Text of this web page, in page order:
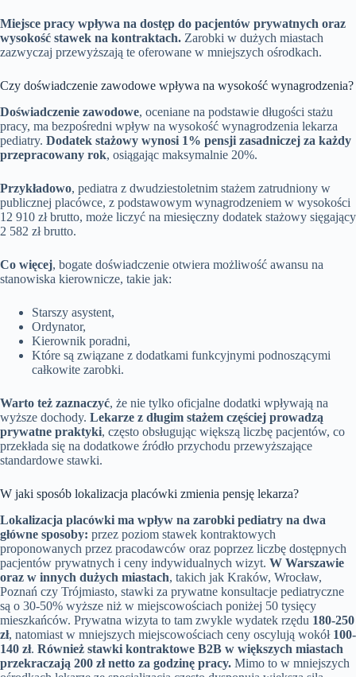
Miejsce pracy wpływa na dostęp do pacjentów prywatnych oraz
wysokość stawek na kontraktach. Zarobki w dużych miastach
zazwyczaj przewyższają te oferowane w mniejszych ośrodkach.
Czy doświadczenie zawodowe wpływa na wysokość wynagrodzenia?
Doświadczenie zawodowe, oceniane na podstawie długości stażu
pracy, ma bezpośredni wpływ na wysokość wynagrodzenia lekarza
pediatry. Dodatek stażowy wynosi 1% pensji zasadniczej za każdy
przepracowany rok, osiągając maksymalnie 20%.
Przykładowo, pediatra z dwudziestoletnim stażem zatrudniony w
publicznej placówce, z podstawowym wynagrodzeniem w wysokości
12 910 zł brutto, może liczyć na miesięczny dodatek stażowy sięgający
2 582 zł brutto.
Co więcej, bogate doświadczenie otwiera możliwość awansu na
stanowiska kierownicze, takie jak:
Starszy asystent,
Ordynator,
Kierownik poradni,
Które są związane z dodatkami funkcyjnymi podnoszącymi
całkowite zarobki.
Warto też zaznaczyć, że nie tylko oficjalne dodatki wpływają na
wyższe dochody. Lekarze z długim stażem częściej prowadzą
prywatne praktyki, często obsługując większą liczbę pacjentów, co
przekłada się na dodatkowe źródło przychodu przewyższające
standardowe stawki.
W jaki sposób lokalizacja placówki zmienia pensję lekarza?
Lokalizacja placówki ma wpływ na zarobki pediatry na dwa
główne sposoby: przez poziom stawek kontraktowych
proponowanych przez pracodawców oraz poprzez liczbę dostępnych
pacjentów prywatnych i ceny indywidualnych wizyt. W Warszawie
oraz w innych dużych miastach, takich jak Kraków, Wrocław,
Poznań czy Trójmiasto, stawki za prywatne konsultacje pediatryczne
są o 30-50% wyższe niż w miejscowościach poniżej 50 tysięcy
mieszkańców. Prywatna wizyta to tam zwykle wydatek rzędu 180-250
zł, natomiast w mniejszych miejscowościach ceny oscylują wokół 100-
140 zł. Również stawki kontraktowe B2B w większych miastach
przekraczają 200 zł netto za godzinę pracy. Mimo to w mniejszych